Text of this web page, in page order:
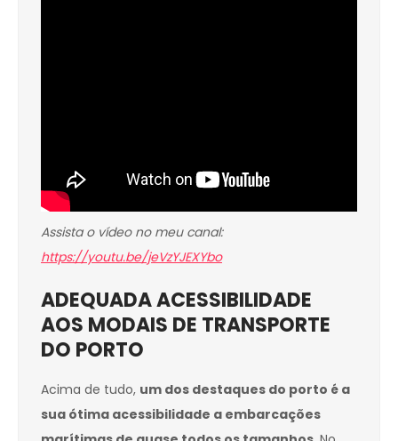
Assista o vídeo no meu canal:
https://youtu.be/jeVzYJEXYbo
ADEQUADA ACESSIBILIDADE
AOS MODAIS DE TRANSPORTE
DO PORTO
Acima de tudo, um dos destaques do porto é a
sua ótima acessibilidade a embarcações